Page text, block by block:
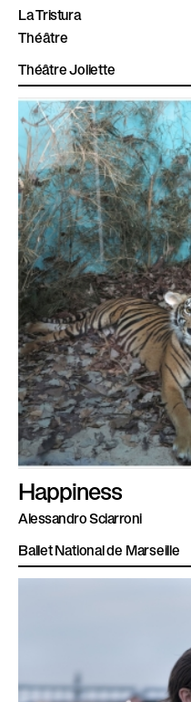
La Tristura
Théâtre
Théâtre Joliette
Happiness
Alessandro Sciarroni
Ballet National de Marseille